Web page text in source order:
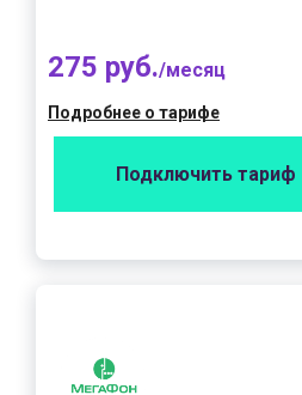
275 руб./месяц
Подробнее о тарифе
Подключить тариф